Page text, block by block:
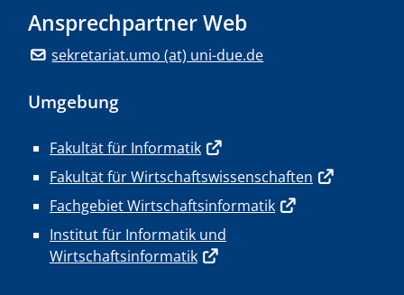
Ansprechpartner Web
sekretariat.umo (at) uni-due.de
Umgebung
Fakultät für Informatik
Fakultät für Wirtschaftswissenschaften
Fachgebiet Wirtschaftsinformatik
Institut für Informatik und
Wirtschaftsinformatik